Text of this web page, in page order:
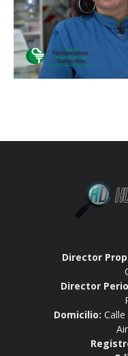
Director
Director
Domicilio: